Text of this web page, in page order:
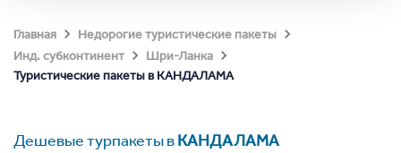
Главная
Недорогие туристические пакеты
Инд. субконтинент
Шри-Ланка
Туристические пакеты в КАНДАЛАМА
Дешевые турпакеты вКАНДАЛАМА